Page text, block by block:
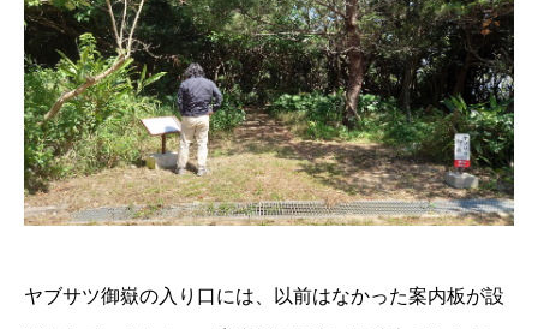
ヤブサツ御嶽の入り口には、以前はなかった案内板が設